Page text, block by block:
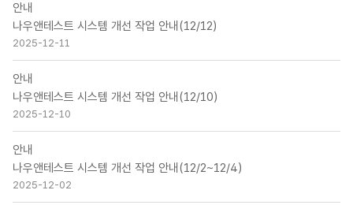
안내
나우앤테스트 시스템 개선 작업 안내(12/12)
2025-12-11
안내
나우앤테스트 시스템 개선 작업 안내(12/10)
2025-12-10
안내
나우앤테스트 시스템 개선 작업 안내(12/2~12/4)
2025-12-02